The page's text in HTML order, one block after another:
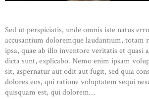
Sed ut perspiciatis, unde omnis iste natus
accusantium doloremque laudantium, totam
ipsa, quae ab illo inventore veritatis et quasi
dicta sunt, explicabo. Nemo enim ipsam
sit, aspernatur aut odit aut fugit, sed quia
dolores eos, qui ratione voluptatem sequi
quisquam est, qui dolorem…